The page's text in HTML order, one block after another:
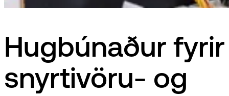
Hugbúnaður fyrir
snyrtivöru- og